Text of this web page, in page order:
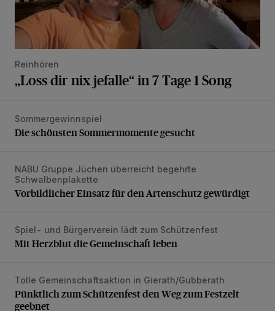
Reinhören
„Loss dir nix jefalle“ in 7 Tage 1 Song
Die schönsten Sommermomente gesucht
Sommergewinnspiel
Die schönsten Sommermomente gesucht
Vorbildlicher Einsatz für den Artenschutz gewürdigt
NABU Gruppe Jüchen überreicht begehrte
Schwalbenplakette
Vorbildlicher Einsatz für den Artenschutz gewürdigt
Mit Herzblut die Gemeinschaft leben
Spiel- und Bürgerverein lädt zum Schützenfest
Mit Herzblut die Gemeinschaft leben
Pünktlich zum Schützenfest den Weg zum Festzelt
Tolle Gemeinschaftsaktion in Gierath/Gubberath
Pünktlich zum Schützenfest den Weg zum Festzelt
geebnet